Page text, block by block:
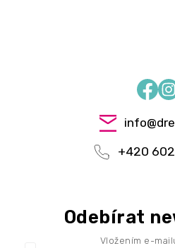
info@
+420
Odebírat
Vložením e-